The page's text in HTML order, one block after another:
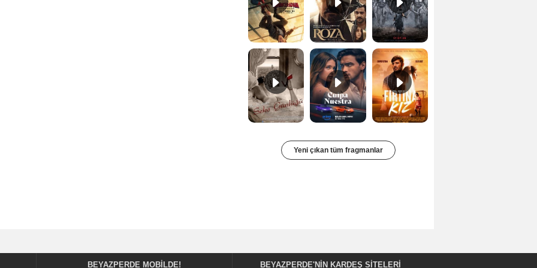
Bir Kadının Seks Günlüğü Orijinal Fragman Culpa nuestra Teaser Fırtına Kız Fragman
Yeni çıkan tüm fragmanlar
BEYAZPERDE MOBILDE! BEYAZPERDE'NIN KARDEŞ SİTELERİ